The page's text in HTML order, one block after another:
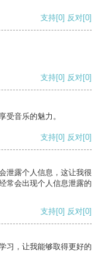
支持[0] 反对[0]
支持[0] 反对[0]
受音乐的魅力。
支持[0] 反对[0]
泄露个人信息，这让我很
常会出现个人信息泄露的
支持[0] 反对[0]
习，让我能够取得更好的